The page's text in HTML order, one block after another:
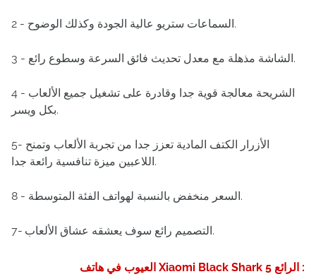
2 - السماعات ستريو عالية الجودة وكذلك الوضوح.
3 - الشاشة مذهلة مع معدل تحديث فائق السرعة وسطوع رائع.
4 - الشريحة معالجة قوية جدا وقادرة على تشغيل جميع الألعاب
بكل ويسر.
5- الأزرار الكتف المادية تعزز جدا من تجربة الألعاب وتمنح
اللاعبين ميزة تنافسية رائعة جدا.
8 - السعر منخفض بالنسبة لهواتف الفئة المتوسطة.
7- التصميم رائع سوف يعشقه عشاق الألعاب.
العيوب في هاتف Xiaomi Black Shark 5 الرائع :